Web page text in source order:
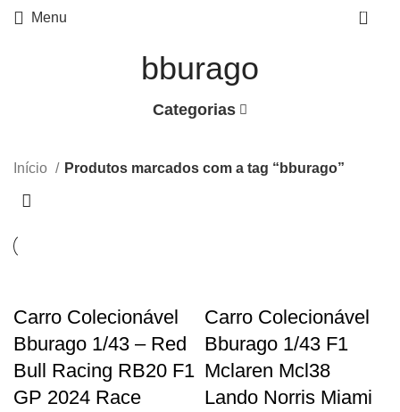
Menu 0
bburago
Categorias
Início Produtos marcados com a tag “bburago”
Carro Colecionável
Bburago 1/43 – Red
Bull Racing RB20 F1
GP 2024 Race
Carro Colecionável
Bburago 1/43 F1
Mclaren Mcl38
Lando Norris Miami